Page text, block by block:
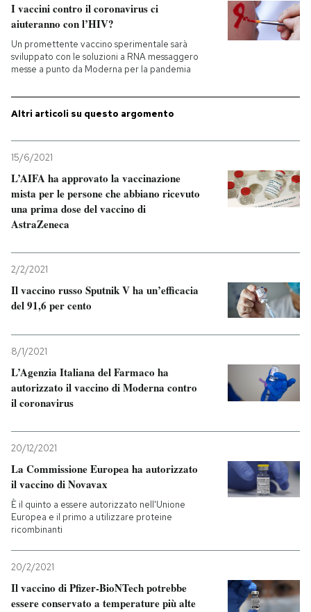
Entra
I vaccini contro il coronavirus ci
aiuteranno con l’HIV?
Un promettente vaccino sperimentale sarà
sviluppato con le soluzioni a RNA messaggero
messe a punto da Moderna per la pandemia
Altri articoli su questo argomento
15/6/2021
L’AIFA ha approvato la vaccinazione
mista per le persone che abbiano ricevuto
una prima dose del vaccino di
AstraZeneca
2/2/2021
Il vaccino russo Sputnik V ha un’efficacia
del 91,6 per cento
8/1/2021
L’Agenzia Italiana del Farmaco ha
autorizzato il vaccino di Moderna contro
il coronavirus
20/12/2021
La Commissione Europea ha autorizzato
il vaccino di Novavax
È il quinto a essere autorizzato nell'Unione
Europea e il primo a utilizzare proteine
ricombinanti
20/2/2021
Il vaccino di Pfizer-BioNTech potrebbe
essere conservato a temperature più alte